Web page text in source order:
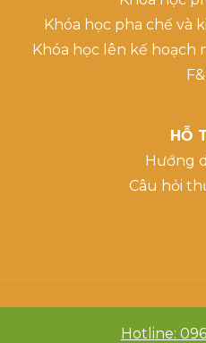
Khóa học pha chế và
Khóa học lên kế hoạch
HỖ
Hướng
Câu hỏi
Hotline: